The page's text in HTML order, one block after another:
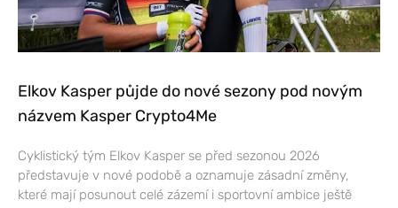
Elkov Kasper půjde do nové sezony pod novým
názvem Kasper Crypto4Me
Cyklistický tým Elkov Kasper se před sezonou 2026
představuje v nové podobě a oznamuje zásadní změny,
které mají posunout celé zázemí i sportovní ambice ještě